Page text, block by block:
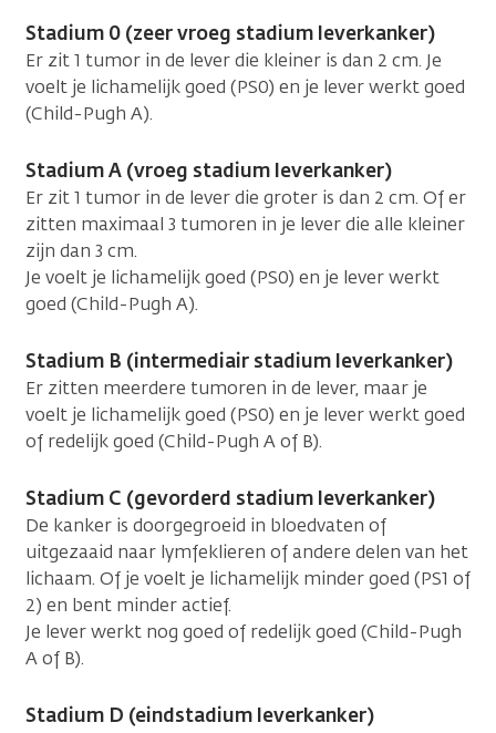
Stadium 0 (zeer vroeg stadium leverkanker)
Er zit 1 tumor in de lever die kleiner is dan 2 cm. Je
voelt je lichamelijk goed (PS0) en je lever werkt goed
(Child-Pugh A).
Stadium A (vroeg stadium leverkanker)
Er zit 1 tumor in de lever die groter is dan 2 cm. Of er
zitten maximaal 3 tumoren in je lever die alle kleiner
zijn dan 3 cm.
Je voelt je lichamelijk goed (PS0) en je lever werkt
goed (Child-Pugh A).
Stadium B (intermediair stadium leverkanker)
Er zitten meerdere tumoren in de lever, maar je
voelt je lichamelijk goed (PS0) en je lever werkt goed
of redelijk goed (Child-Pugh A of B).
Stadium C (gevorderd stadium leverkanker)
De kanker is doorgegroeid in bloedvaten of
uitgezaaid naar lymfeklieren of andere delen van het
lichaam. Of je voelt je lichamelijk minder goed (PS1 of
2) en bent minder actief.
Je lever werkt nog goed of redelijk goed (Child-Pugh
A of B).
Stadium D (eindstadium leverkanker)